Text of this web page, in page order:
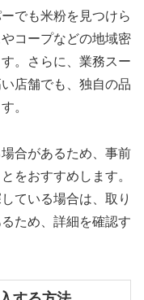
でも米粉を見つけら
コープなどの地域密
。さらに、業務スー
店舗でも、独自の品
。
合があるため、事前
をおすすめします。
ている場合は、取り
ため、詳細を確認す